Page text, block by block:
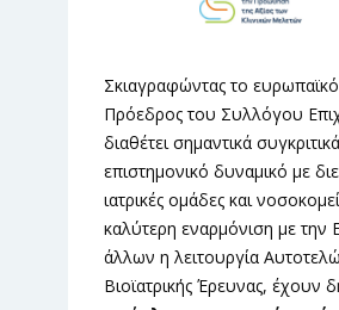
Σκιαγραφώντας το
Πρόεδρος του Συλλόγου
διαθέτει σημαντικά
επιστημονικό δυναμικό με
ιατρικές ομάδες και
καλύτερη εναρμόνιση με την
άλλων η λειτουργία
Βιοϊατρικής Έρευνας, έχουν